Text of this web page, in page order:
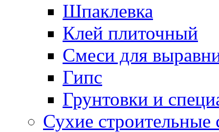
Шпаклевка
Клей плиточный
Смеси для
Гипс
Грунтовки и
Сухие